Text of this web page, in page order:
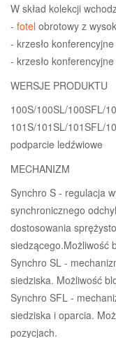
W skład kolekcji
- fotel obrotowy z
- krzesło
- krzesło konferencyjne
WERSJE PRODUKTU
100S/100SL/100SFL/
101S/101SL/101SFL/
podparcie ledźwiowe
MECHANIZM
Synchro S - regulacja
synchronicznego
dostosowania
siedzącego.Możliwość
Synchro SL -
siedziska. Możliwość
Synchro SFL -
siedziska i oparcia.
pozycjach.